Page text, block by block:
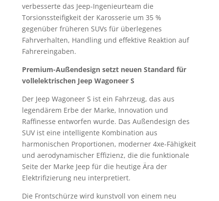
verbesserte das Jeep-Ingenieurteam die
Torsionssteifigkeit der Karosserie um 35 %
gegenüber früheren SUVs für überlegenes
Fahrverhalten, Handling und effektive Reaktion auf
Fahrereingaben.
Premium-Außendesign setzt neuen Standard für
vollelektrischen Jeep Wagoneer S
Der Jeep Wagoneer S ist ein Fahrzeug, das aus
legendärem Erbe der Marke, Innovation und
Raffinesse entworfen wurde. Das Außendesign des
SUV ist eine intelligente Kombination aus
harmonischen Proportionen, moderner 4xe-Fähigkeit
und aerodynamischer Effizienz, die die funktionale
Seite der Marke Jeep für die heutige Ära der
Elektrifizierung neu interpretiert.
Die Frontschürze wird kunstvoll von einem neu